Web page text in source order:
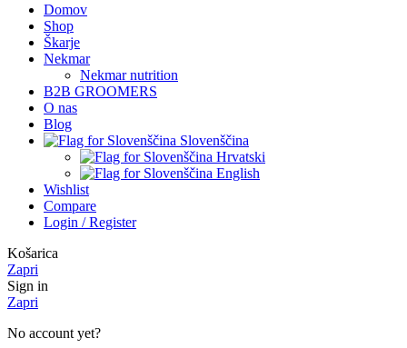
Domov
Shop
Škarje
Nekmar
Nekmar nutrition
B2B GROOMERS
O nas
Blog
Slovenščina
Hrvatski
English
Wishlist
Compare
Login / Register
Košarica
Zapri
Sign in
Zapri
No account yet?